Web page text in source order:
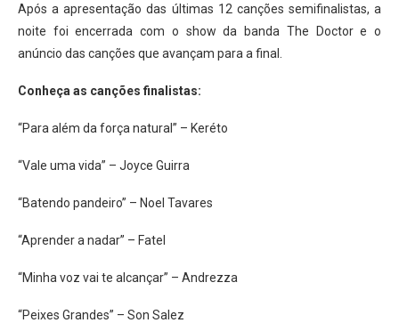
Após a apresentação das últimas 12 canções semifinalistas, a
noite foi encerrada com o show da banda The Doctor e o
anúncio das canções que avançam para a final.
Conheça as canções finalistas:
“Para além da força natural” – Keréto
“Vale uma vida” – Joyce Guirra
“Batendo pandeiro” – Noel Tavares
“Aprender a nadar” – Fatel
“Minha voz vai te alcançar” – Andrezza
“Peixes Grandes” – Son Salez